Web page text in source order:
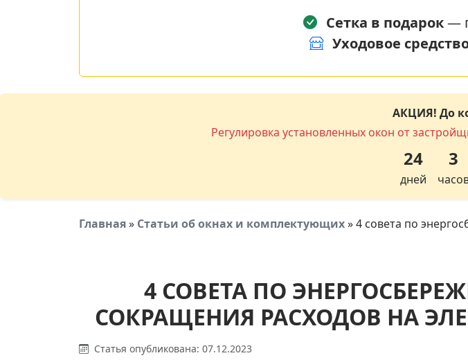
Сетка в подарок—
Уходовое
АКЦИЯ! До
Регулировка установленных окон от
24
дней
3
Главная» Статьи об окнах и комплектующих»4 совета по
4 СОВЕТА ПО
СОКРАЩЕНИЯ РАСХОДОВ НА
Статья опубликована: 07.12.2023